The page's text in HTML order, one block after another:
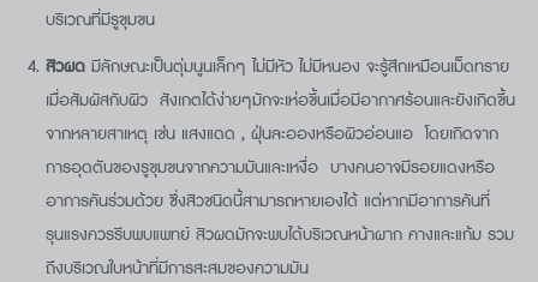
บริเวณที่มีรูขุมขน
สิวผด มีลักษณะเป็นตุ่มนูนเล็กๆ ไม่มีหัว ไม่มีหนอง จะรู้สึกเหมือนเม็ดทราย
เมื่อสัมผัสกับผิว สังเกตได้ง่ายๆมักจะเห่อขึ้นเมื่อมีอากาศร้อนและยังเกิดขึ้น
จากหลายสาเหตุ เช่น แสงแดด , ฝุ่นละอองหรือผิวอ่อนแอ โดยเกิดจาก
การอุดตันของรูขุมขนจากความมันและเหงื่อ บางคนอาจมีรอยแดงหรือ
อาการคันร่วมด้วย ซึ่งสิวชนิดนี้สามารถหายเองได้ แต่หากมีอาการคันที่
รุนแรงควรรีบพบแพทย์ สิวผดมักจะพบได้บริเวณหน้าผาก คางและแก้ม รวม
ถึงบริเวณใบหน้าที่มีการสะสมของความมัน